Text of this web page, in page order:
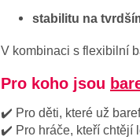
stabilitu na
V kombinaci s flexibilní
Pro koho jsou
✔️ Pro děti, které už
✔️ Pro hráče, kteří chtějí